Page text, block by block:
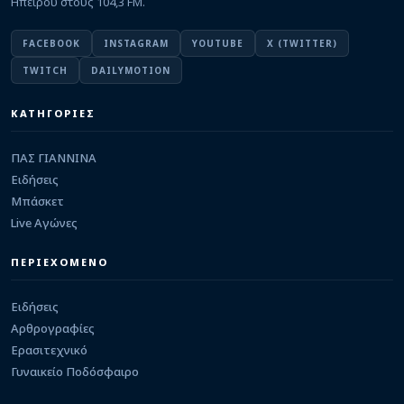
ΕΡΑΣΙΤΕΧΝΙΚΟ
Άτλα
06/08/2026 · 14:09
Παρασκευή
Μιχαήλ για την ανάληψη της τεχνικής ηγεσίας
FACEBOOK INSTAGRAM YOUTUBE X (TWITTER)
TWITCH DAILYMOTION
ΚΑΤΗΓΟΡΙΕΣ
ΠΑΣ ΓΙΑΝΝΙΝΑ
Ειδήσεις
Μπάσκετ
Live Αγώνες
ΠΕΡΙΕΧΟΜΕΝΟ
Ειδήσεις
Αρθρογραφίες
Ερασιτεχνικό
Γυναικείο Ποδόσφαιρο